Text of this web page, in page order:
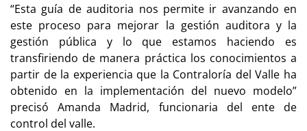
“Esta guía de auditoria nos permite ir avanzando en
este proceso para mejorar la gestión auditora y la
gestión pública y lo que estamos haciendo es
transfiriendo de manera práctica los conocimientos a
partir de la experiencia que la Contraloría del Valle ha
obtenido en la implementación del nuevo modelo”
precisó Amanda Madrid, funcionaria del ente de
control del valle.